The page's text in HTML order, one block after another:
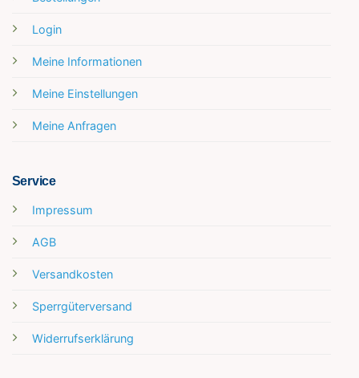
Login
Meine Informationen
Meine Einstellungen
Meine Anfragen
Service
Impressum
AGB
Versandkosten
Sperrgüterversand
Widerrufserklärung